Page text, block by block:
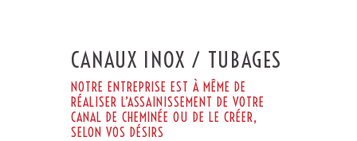
CANAUX INOX / TUBAGES
NOTRE ENTREPRISE EST À MÊME DE
RÉALISER L’ASSAINISSEMENT DE VOTRE
CANAL DE CHEMINÉE OU DE LE CRÉER,
SELON VOS DÉSIRS